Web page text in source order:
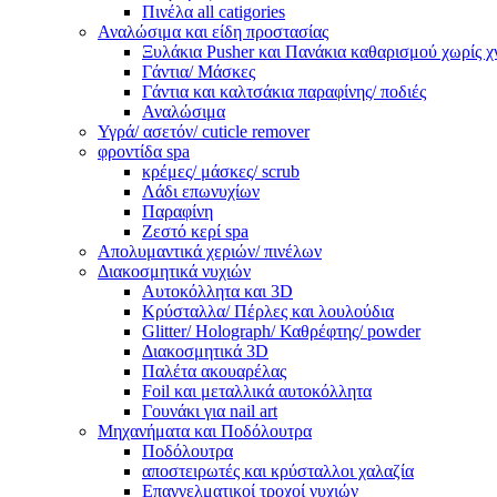
Πινέλα all catigories
Αναλώσιμα και είδη προστασίας
Ξυλάκια Pusher και Πανάκια καθαρισμού χωρίς
Γάντια/ Μάσκες
Γάντια και καλτσάκια παραφίνης/ ποδιές
Αναλώσιμα
Υγρά/ ασετόν/ cuticle remover
φροντίδα spa
κρέμες/ μάσκες/ scrub
Λάδι επωνυχίων
Παραφίνη
Ζεστό κερί spa
Απολυμαντικά χεριών/ πινέλων
Διακοσμητικά νυχιών
Αυτοκόλλητα και 3D
Κρύσταλλα/ Πέρλες και λουλούδια
Glitter/ Holograph/ Καθρέφτης/ powder
Διακοσμητικά 3D
Παλέτα ακουαρέλας
Foil και μεταλλικά αυτοκόλλητα
Γουνάκι για nail art
Μηχανήματα και Ποδόλουτρα
Ποδόλουτρα
αποστειρωτές και κρύσταλλοι χαλαζία
Επαγγελματικοί τροχοί νυχιών